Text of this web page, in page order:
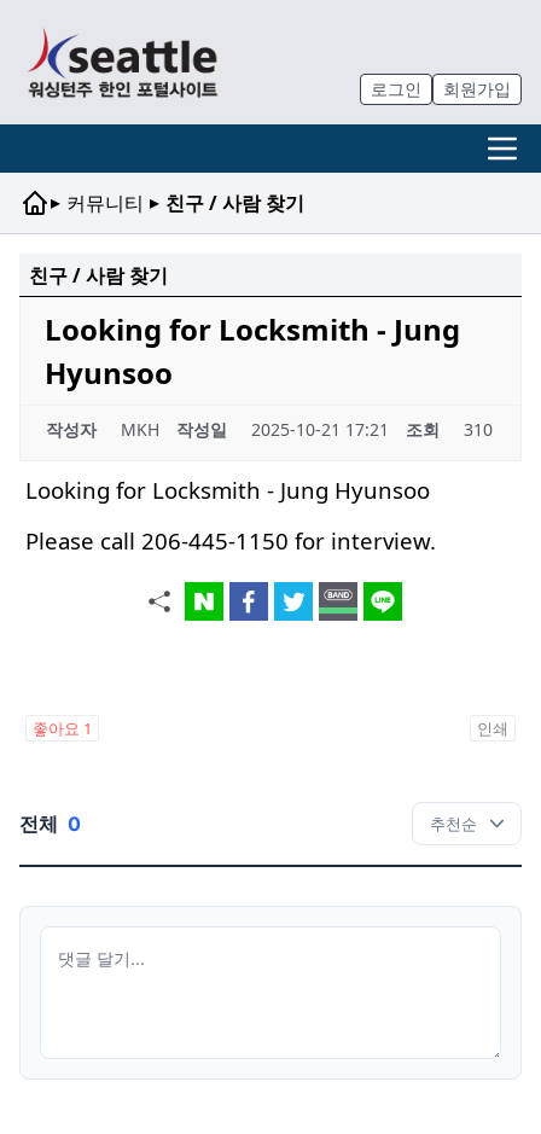
로그인 회원가입
▸ 커뮤니티 ▸ 친구 / 사람 찾기
친구 / 사람 찾기
Looking for Locksmith - Jung
Hyunsoo
작성자 MKH 작성일 2025-10-21 17:21 조회 310
Looking for Locksmith - Jung Hyunsoo
Please call 206-445-1150 for interview.
좋아요 1 인쇄
전체 0